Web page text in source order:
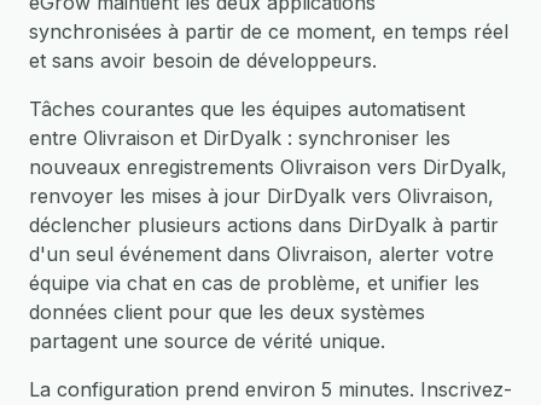
synchronisées à partir de ce moment, en temps réel
et sans avoir besoin de développeurs.
Tâches courantes que les équipes automatisent
entre Olivraison et DirDyalk : synchroniser les
nouveaux enregistrements Olivraison vers DirDyalk,
renvoyer les mises à jour DirDyalk vers Olivraison,
déclencher plusieurs actions dans DirDyalk à partir
d'un seul événement dans Olivraison, alerter votre
équipe via chat en cas de problème, et unifier les
données client pour que les deux systèmes
partagent une source de vérité unique.
La configuration prend environ 5 minutes. Inscrivez-